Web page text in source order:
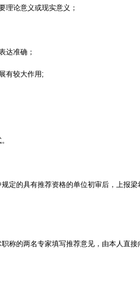
论意义或现实意义；
达准确；
有较大作用;
定的具有推荐资格的单位初审后，上报
称的两名专家填写推荐意见，由本人直